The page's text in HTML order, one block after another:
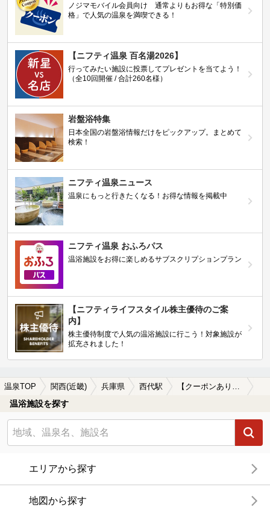
ノジマモバイル会員向け 通常よりもお得な「特別価
格」で人気の温泉を満喫できる！
【ニフティ温泉 百名湯2026】
行ってみたい施設に投票してプレゼントを当てよう！
（全10回開催 / 合計260名様）
岩盤浴特集
日本全国の岩盤浴情報だけをピックアップ。まとめて
検索！
ニフティ温泉ニュース
温泉にもっと行きたくなる！お得な情報を掲載中
ニフティ温泉 おふろパス
温浴施設をお得に楽しめるサブスクリプションプラン
【ニフティライフスタイル株主優待のご案
内】
株主優待制度で人気の温浴施設に行こう！対象施設が
拡充されました！
温泉TOP 関西(近畿) 兵庫県 西代駅
温浴施設を探す
エリアから探す
地図から探す